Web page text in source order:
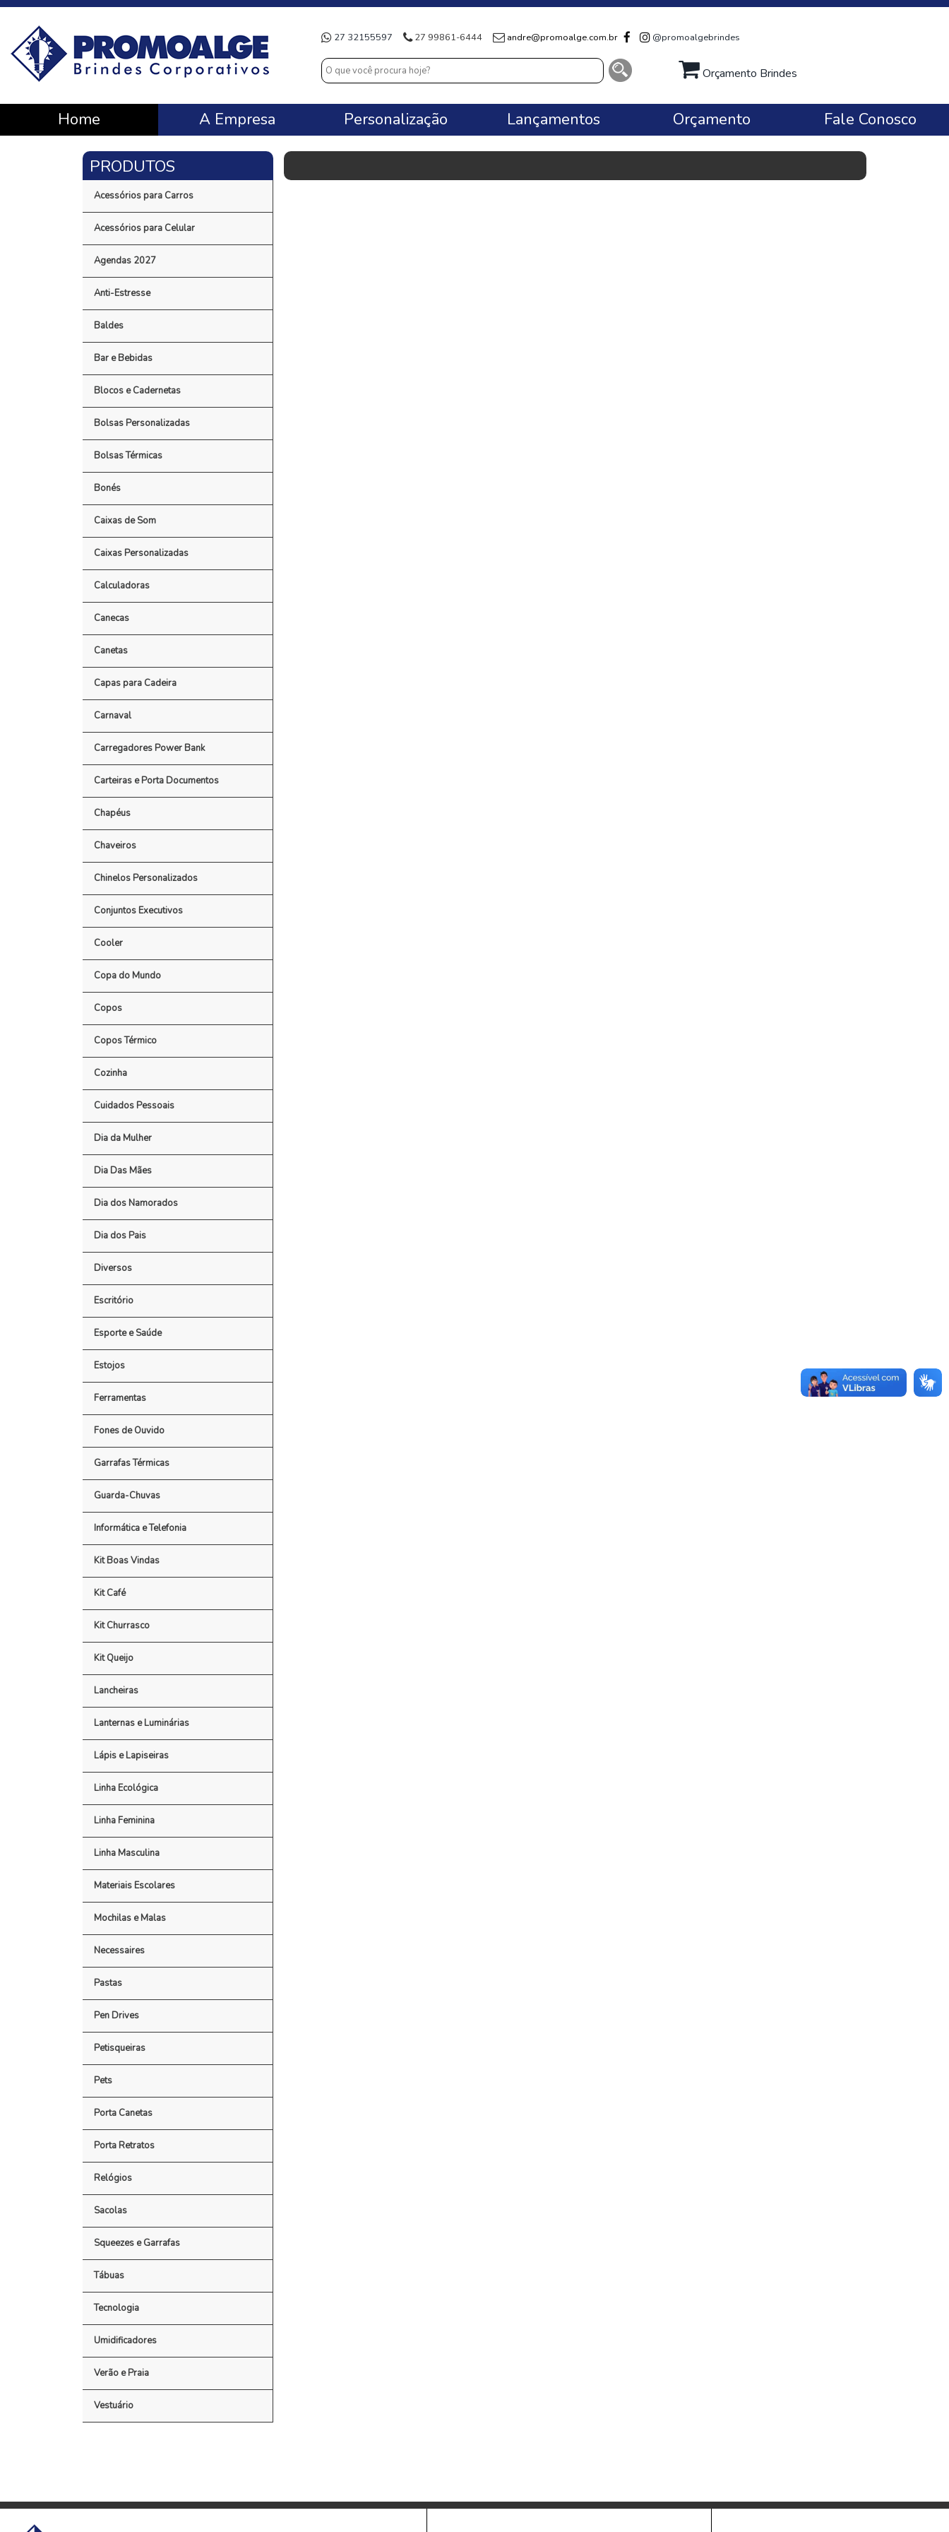
27 32155597 27 99861-6444 andre@promoalge.com.br @promoalgebrindes
Orçamento Brindes
Home A Empresa Personalização Lançamentos Orçamento Fale Conosco
Acessórios para Carros
Acessórios para Celular
Agendas 2027
Anti-Estresse
Baldes
Bar e Bebidas
Blocos e Cadernetas
Bolsas Personalizadas
Bolsas Térmicas
Bonés
Caixas de Som
Caixas Personalizadas
Calculadoras
Canecas
Canetas
Capas para Cadeira
Carnaval
Carregadores Power Bank
Carteiras e Porta Documentos
Chapéus
Chaveiros
Chinelos Personalizados
Conjuntos Executivos
Cooler
Copa do Mundo
Copos
Copos Térmico
Cozinha
Cuidados Pessoais
Dia da Mulher
Dia Das Mães
Dia dos Namorados
Dia dos Pais
Diversos
Escritório
Esporte e Saúde
Estojos
Ferramentas
Fones de Ouvido
Garrafas Térmicas
Guarda-Chuvas
Informática e Telefonia
Kit Boas Vindas
Kit Café
Kit Churrasco
Kit Queijo
Lancheiras
Lanternas e Luminárias
Lápis e Lapiseiras
Linha Ecológica
Linha Feminina
Linha Masculina
Materiais Escolares
Mochilas e Malas
Necessaires
Pastas
Pen Drives
Petisqueiras
Pets
Porta Canetas
Porta Retratos
Relógios
Sacolas
Squeezes e Garrafas
Tábuas
Tecnologia
Umidificadores
Verão e Praia
Vestuário